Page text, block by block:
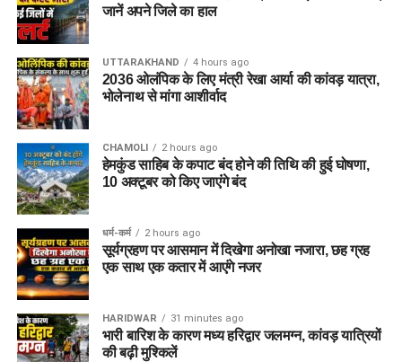
जानें अपने जिले का हाल
UTTARAKHAND 4 hours ago
2036 ओलंपिक के लिए मंत्री रेखा आर्या की कांवड़ यात्रा,
भोलेनाथ से मांगा आशीर्वाद
CHAMOLI 2 hours ago
हेमकुंड साहिब के कपाट बंद होने की तिथि की हुई घोषणा,
10 अक्टूबर को किए जाएंंगे बंद
धर्म-कर्म 2 hours ago
सूर्यग्रहण पर आसमान में दिखेगा अनोखा नजारा, छह ग्रह
एक साथ एक कतार में आएंगे नजर
HARIDWAR 31 minutes ago
भारी बारिश के कारण मध्य हरिद्वार जलमग्न, कांवड़ यात्रियों
की बढ़ी मुश्किलें